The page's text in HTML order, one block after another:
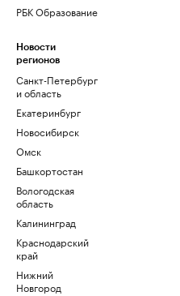
РБК Образование
Новости
регионов
Санкт-Петербург
и область
Екатеринбург
Новосибирск
Омск
Башкортостан
Вологодская
область
Калининград
Краснодарский
край
Нижний
Новгород